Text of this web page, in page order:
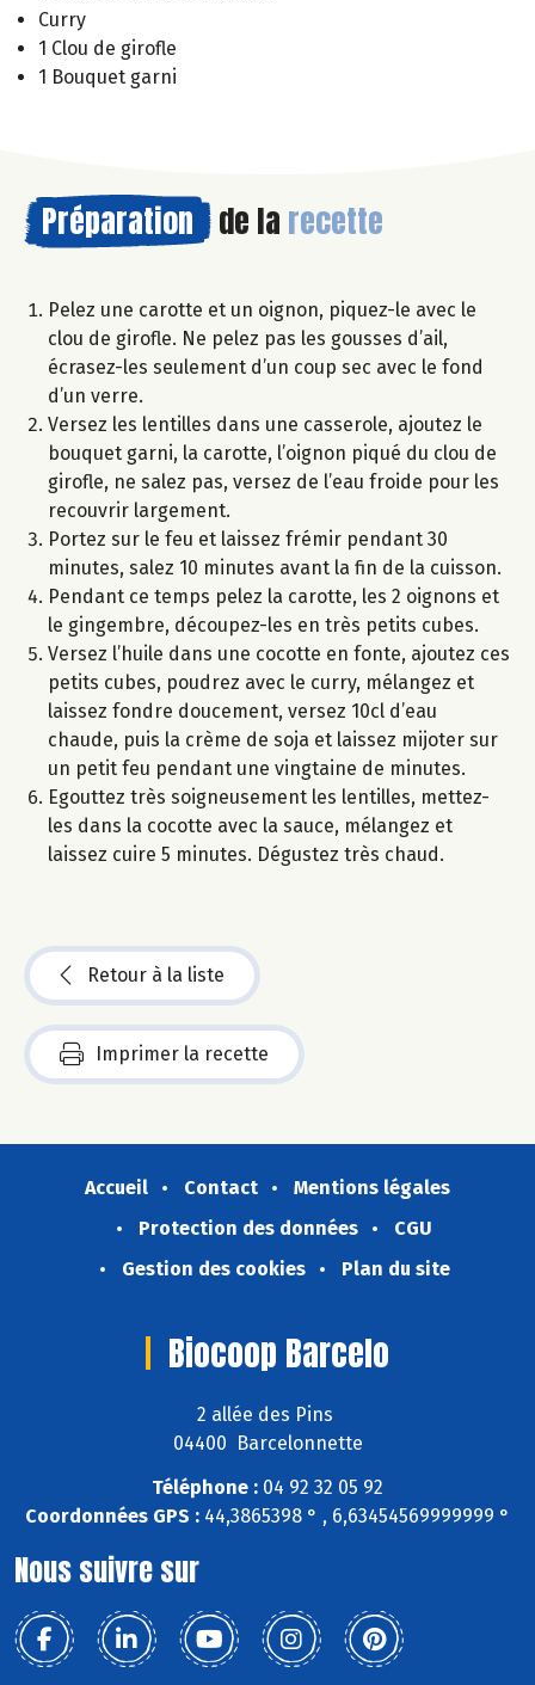
Curry
1 Clou de girofle
1 Bouquet garni
Préparation de la recette
Pelez une carotte et un oignon, piquez-le avec le
clou de girofle. Ne pelez pas les gousses d’ail,
écrasez-les seulement d’un coup sec avec le fond
d’un verre.
Versez les lentilles dans une casserole, ajoutez le
bouquet garni, la carotte, l’oignon piqué du clou de
girofle, ne salez pas, versez de l’eau froide pour les
recouvrir largement.
Portez sur le feu et laissez frémir pendant 30
minutes, salez 10 minutes avant la fin de la cuisson.
Pendant ce temps pelez la carotte, les 2 oignons et
le gingembre, découpez-les en très petits cubes.
Versez l’huile dans une cocotte en fonte, ajoutez ces
petits cubes, poudrez avec le curry, mélangez et
laissez fondre doucement, versez 10cl d’eau
chaude, puis la crème de soja et laissez mijoter sur
un petit feu pendant une vingtaine de minutes.
Egouttez très soigneusement les lentilles, mettez-
les dans la cocotte avec la sauce, mélangez et
laissez cuire 5 minutes. Dégustez très chaud.
Retour à la liste
Imprimer la recette
Accueil Contact
Mentions légales
Protection des données
CGU
Gestion des cookies
Plan du site
Biocoop Barcelo
2 allée des Pins
04400 Barcelonnette
Téléphone : 04 92 32 05 92
Coordonnées GPS : 44,3865398 ° , 6,63454569999999 °
Nous suivre sur